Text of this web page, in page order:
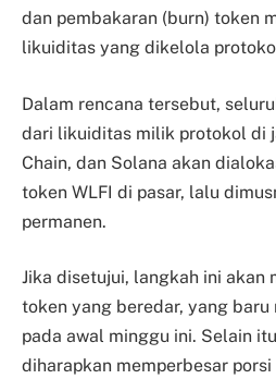
dan pembakaran (burn) token
likuiditas yang dikelola
Dalam rencana tersebut,
dari likuiditas milik protokol di
Chain, dan Solana akan
token WLFI di pasar, lalu
permanen.
Jika disetujui, langkah ini akan
token yang beredar, yang
pada awal minggu ini. Selain
diharapkan memperbesar